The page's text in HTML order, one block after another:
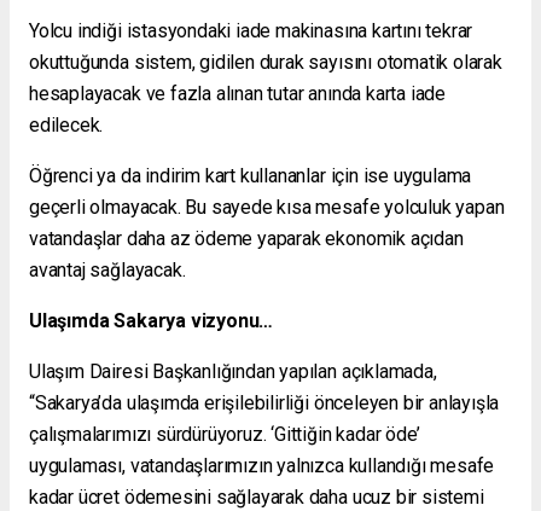
Yolcu indiği istasyondaki iade makinasına kartını tekrar
okuttuğunda sistem, gidilen durak sayısını otomatik olarak
hesaplayacak ve fazla alınan tutar anında karta iade
edilecek.
Öğrenci ya da indirim kart kullananlar için ise uygulama
geçerli olmayacak. Bu sayede kısa mesafe yolculuk yapan
vatandaşlar daha az ödeme yaparak ekonomik açıdan
avantaj sağlayacak.
Ulaşımda Sakarya vizyonu…
Ulaşım Dairesi Başkanlığından yapılan açıklamada,
“Sakarya’da ulaşımda erişilebilirliği önceleyen bir anlayışla
çalışmalarımızı sürdürüyoruz. ‘Gittiğin kadar öde’
uygulaması, vatandaşlarımızın yalnızca kullandığı mesafe
kadar ücret ödemesini sağlayarak daha ucuz bir sistemi